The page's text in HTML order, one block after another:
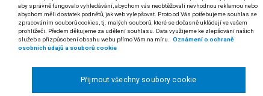
výkonu rozhodnutí (§ 83 odst. 1 zákona č. 200/1990 Sb., o
činnosti (zákaz řízení motorových vozidel) má za následek, že
hledí, jako by dosud nezaniklo.
od právní moci rozhodnutí o uložení trestu zákazu
se do doby zákazu činnosti započte podle § 14 odst. 2 zákona
aby správně fungovalo vyhledávání, abychom vás neobtěžovali nevhodnou reklamou nebo
abychom měli dostatek podnětů, jak web vylepšovat. Proto od Vás potřebujeme souhlas se
zpracováním souborů cookies, tj. malých souborů, které se dočasně ukládají ve vašem
prohlížeči. Předem děkujeme za udělení souhlasu. Data využijeme ke zlepšování našich
služeb a přizpůsobení obsahu webu přímo Vám na míru.
Oznámení o ochraně
osobních údajů a souborů cookie
Přijmout všechny soubory cookie